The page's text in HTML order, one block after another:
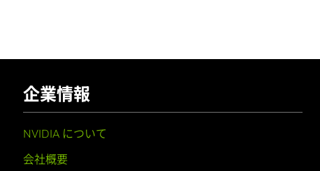
企業情報
NVIDIA について
会社概要